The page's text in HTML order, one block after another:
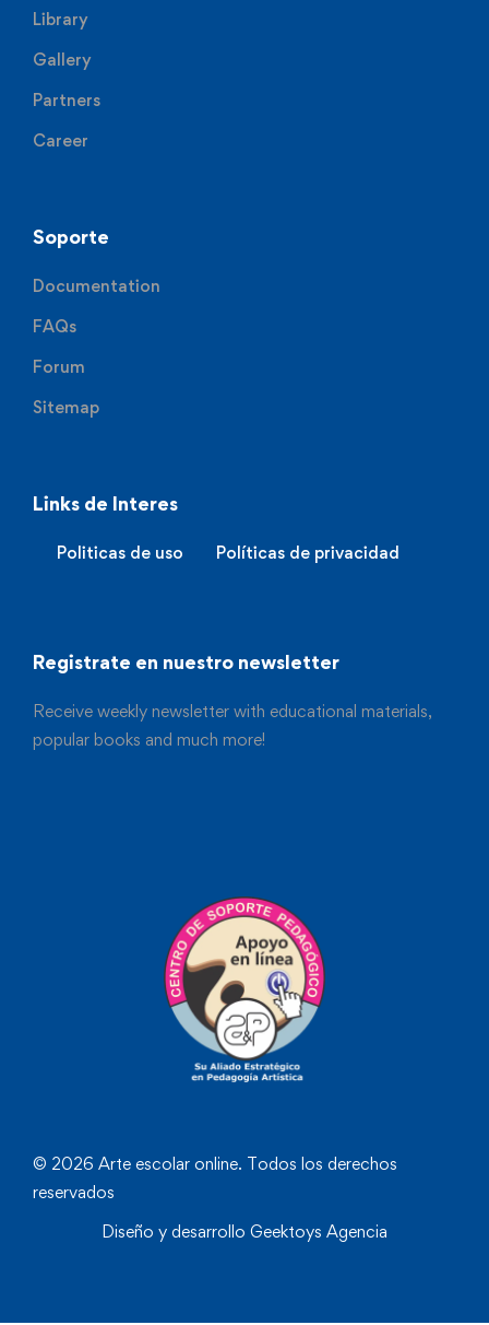
Library
Gallery
Partners
Career
Soporte
Documentation
FAQs
Forum
Sitemap
Links de Interes
Politicas de uso Políticas de privacidad
Registrate en nuestro newsletter
Receive weekly newsletter with educational materials,
popular books and much more!
© 2026 Arte escolar online. Todos los derechos
reservados
Diseño y desarrollo Geektoys Agencia